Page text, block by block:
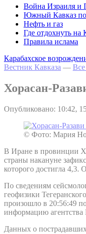
Война Израиля и
Южный Кавказ
Нефть и газ
Где отдохнуть на
Правила ислама
Карабахское
Вестник Кавказа — Все
Хорасан-
Опубликовано: 10:42,
© Фото: Мария
В Иране в провинции
страны накануне
которого достигла
По сведениям
геофизики
произошло в 20:56:49
информацию агентства
Данных о